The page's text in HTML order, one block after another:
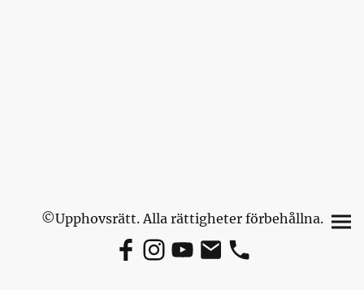
©Upphovsrätt. Alla rättigheter förbehållna.